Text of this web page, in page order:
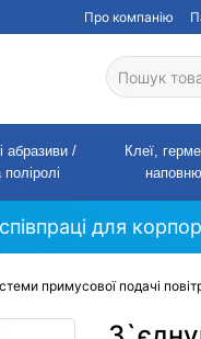
Про компанію
абразиви /
Клеї,
для
примусової подачі